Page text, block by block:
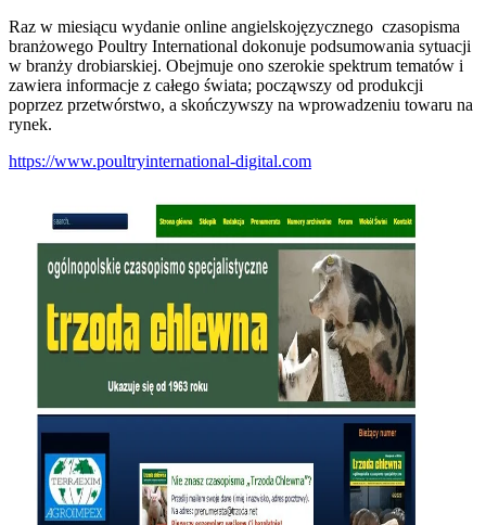
Raz w miesiącu wydanie online angielskojęzycznego czasopisma
branżowego Poultry International dokonuje podsumowania sytuacji
w branży drobiarskiej. Obejmuje ono szerokie spektrum tematów i
zawiera informacje z całego świata; począwszy od produkcji
poprzez przetwórstwo, a skończywszy na wprowadzeniu towaru na
rynek.
https://www.poultryinternational-digital.com